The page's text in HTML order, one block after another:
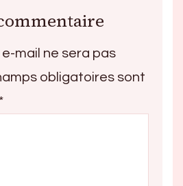
mail ne sera pas
obligatoires sont
*